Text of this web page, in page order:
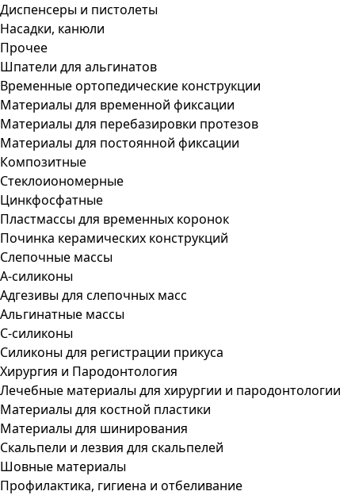
Диспенсеры и пистолеты
Насадки, канюли
Прочее
Шпатели для альгинатов
Временные ортопедические конструкции
Материалы для временной фиксации
Материалы для перебазировки протезов
Материалы для постоянной фиксации
Композитные
Стеклоиономерные
Цинкфосфатные
Пластмассы для временных коронок
Починка керамических конструкций
Слепочные массы
А-силиконы
Адгезивы для слепочных масс
Альгинатные массы
С-силиконы
Силиконы для регистрации прикуса
Хирургия и Пародонтология
Лечебные материалы для хирургии и пародонтологии
Материалы для костной пластики
Материалы для шинирования
Скальпели и лезвия для скальпелей
Шовные материалы
Профилактика, гигиена и отбеливание